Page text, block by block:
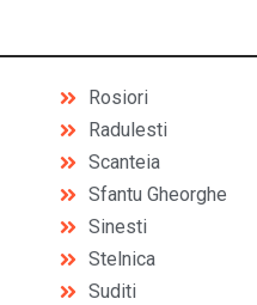
Rosiori
Radulesti
Scanteia
Sfantu Gheorghe
Sinesti
Stelnica
Suditi